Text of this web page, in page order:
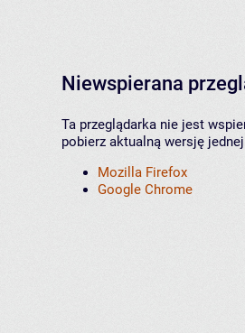
Niewspierana
Ta przeglądarka nie jest
pobierz aktualną wersję
Mozilla Firefox
Google Chrome